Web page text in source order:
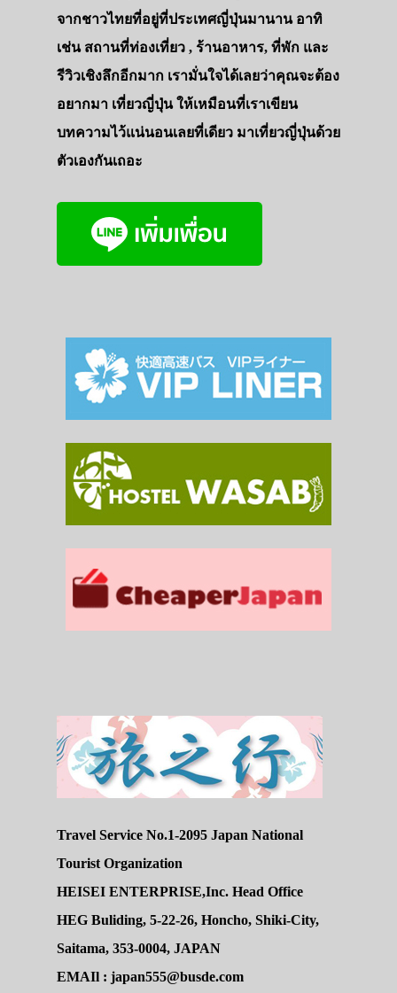
จากชาวไทยที่อยู่ที่ประเทศญี่ปุ่นมานาน อาทิ
เช่น สถานที่ท่องเที่ยว , ร้านอาหาร, ที่พัก และ
รีวิวเชิงลึกอีกมาก เรามั่นใจได้เลยว่าคุณจะต้อง
อยากมา เที่ยวญี่ปุ่น ให้เหมือนที่เราเขียน
บทความไว้แน่นอนเลยที่เดียว มาเที่ยวญี่ปุ่นด้วย
ตัวเองกันเถอะ
Travel Service No.1-2095 Japan National
Tourist Organization
HEISEI ENTERPRISE,Inc. Head Office
HEG Buliding, 5-22-26, Honcho, Shiki-City,
Saitama, 353-0004, JAPAN
EMAIl : japan555@busde.com